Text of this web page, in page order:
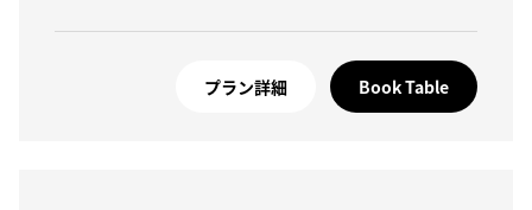
プラン詳細 Book Table